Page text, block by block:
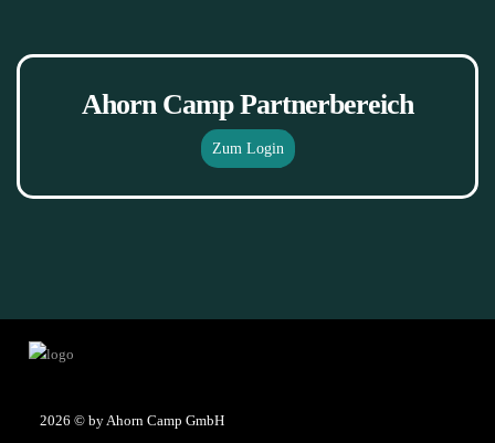
Ahorn Camp Partnerbereich
Zum Login
2026 © by Ahorn Camp GmbH